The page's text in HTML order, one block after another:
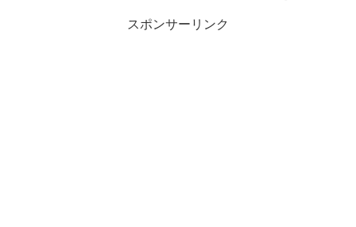
スポンサーリンク